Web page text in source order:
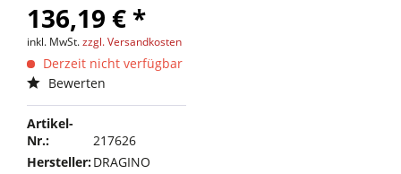
136,19 € *
inkl. MwSt.zzgl. Versandkosten
Derzeit nicht verfügbar
Bewerten
Artikel-
Nr.:
217626
Hersteller:DRAGINO